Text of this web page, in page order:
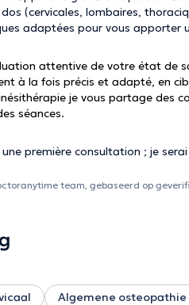
(cervicales, lombaires,
adaptées pour vous
attentive de votre état de
à la fois précis et adapté, en
je vous partage des
séances.
première consultation ; je
team, gebaseerd op
Algemene osteopathie